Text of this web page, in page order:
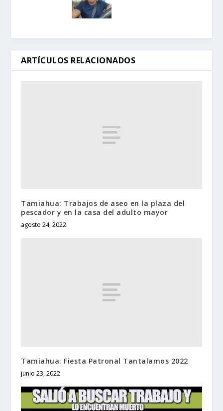
ARTÍCULOS RELACIONADOS
Tamiahua: Trabajos de aseo en la plaza del
pescador y en la casa del adulto mayor
agosto 24, 2022
Tamiahua: Fiesta Patronal Tantalamos 2022
junio 23, 2022